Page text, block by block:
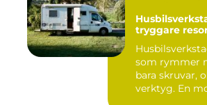
tryggare
som rymmer
bara skruvar,
verktyg. En